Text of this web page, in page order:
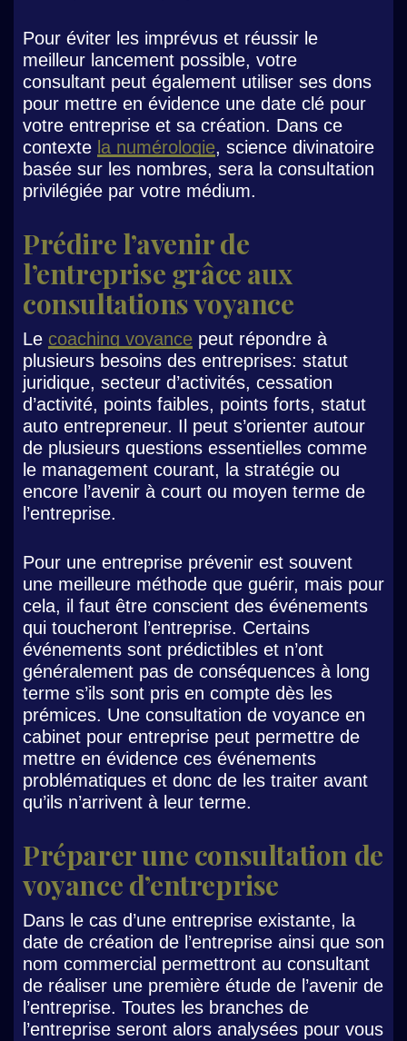
Pour éviter les imprévus et réussir le
meilleur lancement possible, votre
consultant peut également utiliser ses dons
pour mettre en évidence une date clé pour
votre entreprise et sa création. Dans ce
contexte la numérologie, science divinatoire
basée sur les nombres, sera la consultation
privilégiée par votre médium.
Prédire l’avenir de
l’entreprise grâce aux
consultations voyance
Le coaching voyance peut répondre à
plusieurs besoins des entreprises: statut
juridique, secteur d’activités, cessation
d’activité, points faibles, points forts, statut
auto entrepreneur. Il peut s’orienter autour
de plusieurs questions essentielles comme
le management courant, la stratégie ou
encore l’avenir à court ou moyen terme de
l’entreprise.
Pour une entreprise prévenir est souvent
une meilleure méthode que guérir, mais pour
cela, il faut être conscient des événements
qui toucheront l’entreprise. Certains
événements sont prédictibles et n’ont
généralement pas de conséquences à long
terme s’ils sont pris en compte dès les
prémices. Une consultation de voyance en
cabinet pour entreprise peut permettre de
mettre en évidence ces événements
problématiques et donc de les traiter avant
qu’ils n’arrivent à leur terme.
Préparer une consultation de
voyance d’entreprise
Dans le cas d’une entreprise existante, la
date de création de l’entreprise ainsi que son
nom commercial permettront au consultant
de réaliser une première étude de l’avenir de
l’entreprise. Toutes les branches de
l’entreprise seront alors analysées pour vous